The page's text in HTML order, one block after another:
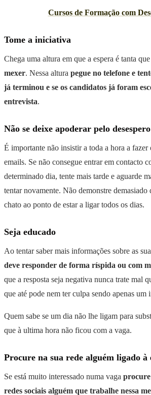
Cursos de Formação com
Tome a iniciativa
Chega uma altura em que a espera é tanta que
mexer. Nessa altura pegue no telefone e
já terminou e se os candidatos já foram
entrevista.
Não se deixe apoderar pelo desespero
É importante não insistir a toda a hora a fazer
emails. Se não consegue entrar em contacto
determinado dia, tente mais tarde e aguarde
tentar novamente. Não demonstre demasiado
chato ao ponto de estar a ligar todos os dias.
Seja educado
Ao tentar saber mais informações sobre as
deve responder de forma ríspida ou com
que a resposta seja negativa nunca trate mal
que até pode nem ter culpa sendo apenas um
Quem sabe se um dia não lhe ligam para
que à ultima hora não ficou com a vaga.
Procure na sua rede alguém ligado à
Se está muito interessado numa vaga procure
redes sociais alguém que trabalhe nessa